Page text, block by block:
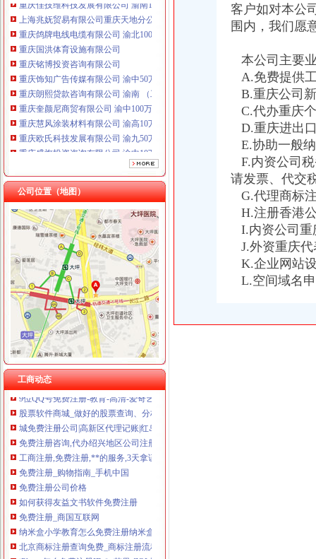
上海兆妩贸易有限公司重庆天地分公司 渝中 （工商注册）
重庆鸽牌电线电缆有限公司 渝北10010万 (进出口权)
重庆国洪体育设施有限公司
重庆铭博投资咨询有限公司
重庆饰知广告传媒有限公司 渝中50万 （工商注册）
重庆朗熙贷款咨询有限公司 渝南 （工商注册）
重庆奎颜尼商贸有限公司 渝中100万 （工商注册）
重庆慧风涂装材料有限公司 渝高10万 （工商注册）
重庆欧氏科技发展有限公司 渝九50万 （进出口权）
重庆盛旗投资咨询有限公司 渝中10万 （工商注册）
上海兆妩贸易有限公司重庆天地分公司 渝中 （工商注册）
公司位置（地图）
工商动态
免费注册
免费注册
如何免费注册Apple ID?Apple ID免费注册图文教程-同步推资讯
零元注册美国商标,零元注册美国公司,免费注册美国商标,免费注
139邮箱注册免费注册
免费注册qq_格子啦
新.tk域名免费注册教程-站长之家
免费注册公司,提供地址！工商局对面！专业高效！上海公司注册今
免费注册支付宝-如何免费注册支付宝？-平安一账通
9位QQ号免费注册-教育-高清-爱奇艺
股票软件商城_做好的股票查询、分析、交易软件！免费注册、下载
城免费注册公司|高新区代理记账|红岛公司变更|城补缴社保|城股
免费注册咨询,代办绍兴地区公司注册、免费财税顾问-绍兴58同城
工商注册,免费注册,**的服务,3天拿证-义乌58同城
免费注册_购物指南_手机中国
免费注册公司价格
如何获得友益文书软件免费注册
免费注册_商国互联网
纳米盒小学教育怎么免费注册纳米盒英语注册方法_西西软件资讯
北京商标注册查询免费_商标注册流程及费用【成功率近97%！】
iPhone怎么免费注册ID？-苹果-ZOL问答堂
客户如对本公
围内，我们愿
本公司主要
A.免费提供
B.重庆公司
C.代办重庆
D.重庆进出
E.协助一般
F.内资公司
请发票、代交
G.代理商标
H.注册香港
I.内资公司重
J.外资重庆代
K.企业网站
L.空间域名